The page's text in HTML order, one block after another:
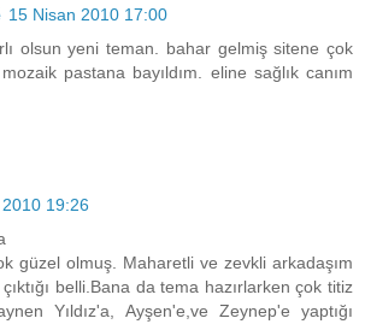
15 Nisan 2010 17:00
olsun yeni teman. bahar gelmiş sitene çok
pastana bayıldım. eline sağlık canım
19:26
güzel olmuş. Maharetli ve zevkli arkadaşım
belli.Bana da tema hazırlarken çok titiz
Yıldız'a, Ayşen'e,ve Zeynep'e yaptığı